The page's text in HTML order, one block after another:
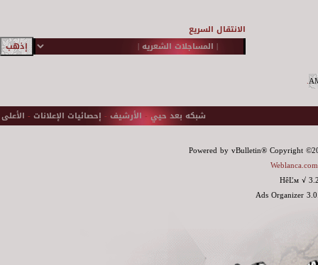
الانتقال السريع
.
شبكه بعد حيي- الأرشيف - إحصائيات الإعلانات - الأعلى
Powered by vBulletin® Copyright
Weblanca.com
HêĽм √
Ads Organizer